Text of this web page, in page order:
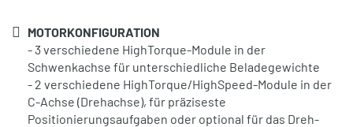
MOTORKONFIGURATION
- 3 verschiedene HighTorque-Module in der
Schwenkachse für unterschiedliche Beladegewichte
- 2 verschiedene HighTorque/HighSpeed-Module in der
C-Achse (Drehachse), für präziseste
Positionierungsaufgaben oder optional für das Dreh-